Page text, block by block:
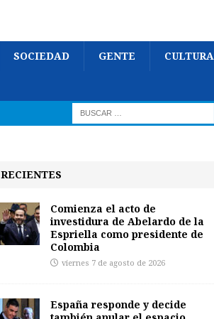
SOCIEDAD GENTE CULTURA
RECIENTES
Comienza el acto de
investidura de Abelardo de la
Espriella como presidente de
Colombia
viernes 7 de agosto de 2026
España responde y decide